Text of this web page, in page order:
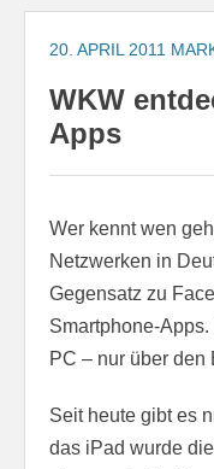
springen
20. APRIL 2011
WKW
Apps
Wer kennt wen
Netzwerken in
Gegensatz zu
Smartphone-
PC – nur über den
Seit heute gibt es
das iPad wurde